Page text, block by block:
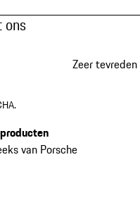
ons
Zeer tevreden
van Porsche